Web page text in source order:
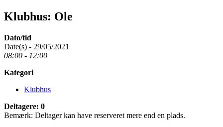
Klubhus: Ole
Dato/tid
Date(s) - 29/05/2021
08:00 - 12:00
Kategori
Klubhus
Deltagere: 0
Bemærk: Deltager kan have reserveret mere end en plads.